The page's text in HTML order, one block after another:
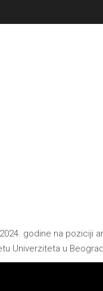
godine na poziciji
Univerziteta u